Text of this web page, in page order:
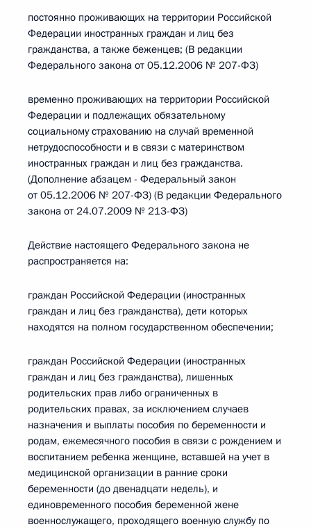
постоянно проживающих на территории Российской
Федерации иностранных граждан и лиц без
гражданства, а также беженцев; (В редакции
Федерального закона от 05.12.2006 № 207-ФЗ)
временно проживающих на территории Российской
Федерации и подлежащих обязательному
социальному страхованию на случай временной
нетрудоспособности и в связи с материнством
иностранных граждан и лиц без гражданства.
(Дополнение абзацем - Федеральный закон
от 05.12.2006 № 207-ФЗ) (В редакции Федерального
закона от 24.07.2009 № 213-ФЗ)
Действие настоящего Федерального закона не
распространяется на:
граждан Российской Федерации (иностранных
граждан и лиц без гражданства), дети которых
находятся на полном государственном обеспечении;
граждан Российской Федерации (иностранных
граждан и лиц без гражданства), лишенных
родительских прав либо ограниченных в
родительских правах, за исключением случаев
назначения и выплаты пособия по беременности и
родам, ежемесячного пособия в связи с рождением и
воспитанием ребенка женщине, вставшей на учет в
медицинской организации в ранние сроки
беременности (до двенадцати недель), и
единовременного пособия беременной жене
военнослужащего, проходящего военную службу по